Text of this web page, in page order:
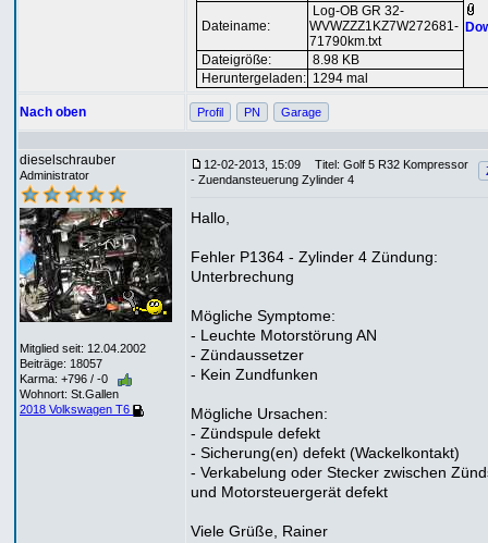
Dateiname:
Log-OB GR 32-
WVWZZZ1KZ7W272681-
71790km.txt
Dateigröße:
8.98 KB
Heruntergeladen: 1294 mal
Nach oben Profil PN Garage
dieselschrauber
Administrator
Mitglied seit: 12.04.2002
Beiträge: 18057
Karma: +796 / -0
Wohnort: St.Gallen
2018 Volkswagen T6
12-02-2013, 15:09
Titel: Golf 5 R32 Kompressor
- Zuendansteuerung Zylinder 4
Hallo,
Fehler P1364 - Zylinder 4 Zündung:
Unterbrechung
Mögliche Symptome:
- Leuchte Motorstörung AN
- Zündaussetzer
- Kein Zundfunken
Mögliche Ursachen:
- Zündspule defekt
- Sicherung(en) defekt (Wackelkontakt)
- Verkabelung oder Stecker zwischen
und Motorsteuergerät defekt
Viele Grüße, Rainer